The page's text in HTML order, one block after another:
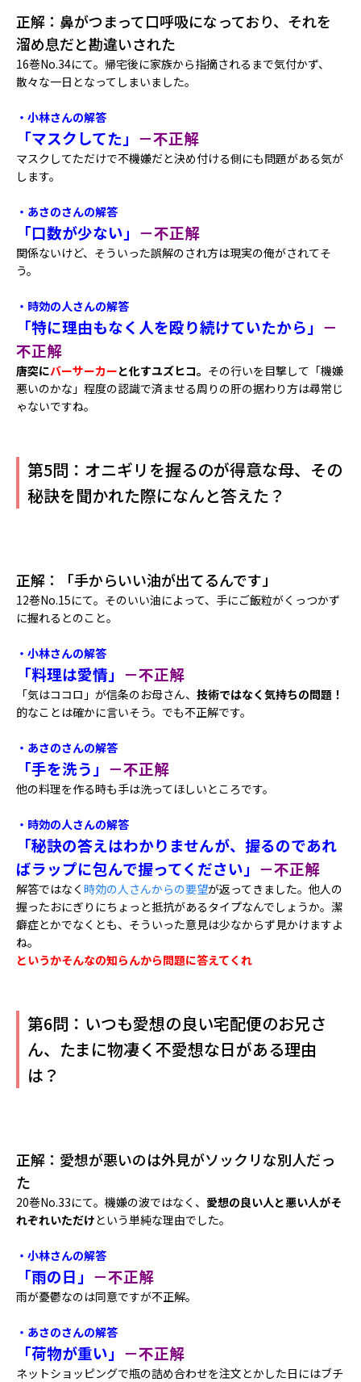
正解：鼻がつまって口呼吸になっており、それを
溜め息だと勘違いされた
16巻No.34にて。帰宅後に家族から指摘されるまで気付かず、
散々な一日となってしまいました。
・小林さんの解答
「マスクしてた」 －不正解
マスクしてただけで不機嫌だと決め付ける側にも問題がある気が
します。
・あさのさんの解答
「口数が少ない」 －不正解
関係ないけど、そういった誤解のされ方は現実の俺がされてそ
う。
・時効の人さんの解答
「特に理由もなく人を殴り続けていたから」 －
不正解
唐突にバーサーカーと化すユズヒコ。 その行いを目撃して「機嫌
悪いのかな」程度の認識で済ませる周りの肝の据わり方は尋常じ
ゃないですね。
第5問：オニギリを握るのが得意な母、その
秘訣を聞かれた際になんと答えた？
正解：「手からいい油が出てるんです」
12巻No.15にて。そのいい油によって、手にご飯粒がくっつかず
に握れるとのこと。
・小林さんの解答
「料理は愛情」 －不正解
「気はココロ」が信条のお母さん、 技術ではなく気持ちの問題！
的なことは確かに言いそう。でも不正解です。
・あさのさんの解答
「手を洗う」 －不正解
他の料理を作る時も手は洗ってほしいところです。
・時効の人さんの解答
「秘訣の答えはわかりませんが、握るのであれ
ばラップに包んで握ってください」 －不正解
解答ではなく 時効の人さんからの要望が返ってきました。他人の
握ったおにぎりにちょっと抵抗があるタイプなんでしょうか。潔
癖症とかでなくとも、そういった意見は少なからず見かけますよ
ね。
というかそんなの知らんから問題に答えてくれ
第6問：いつも愛想の良い宅配便のお兄さ
ん、たまに物凄く不愛想な日がある理由
は？
正解：愛想が悪いのは外見がソックリな別人だっ
た
20巻No.33にて。機嫌の波ではなく、 愛想の良い人と悪い人がそ
れぞれいただけという単純な理由でした。
・小林さんの解答
「雨の日」 －不正解
雨が憂鬱なのは同意ですが不正解。
・あさのさんの解答
「荷物が重い」 －不正解
ネットショッピングで瓶の詰め合わせを注文とかした日にはブチ